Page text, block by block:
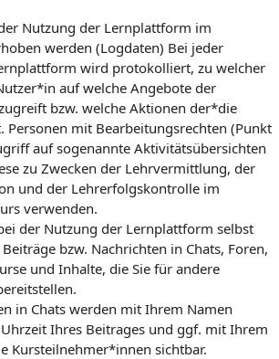
Nutzung der Lernplattform im
werden (Logdaten) Bei jeder
wird protokolliert, zu welcher
auf welche Angebote der
bzw. welche Aktionen der*die
Personen mit Bearbeitungsrechten (Punkt
auf sogenannte Aktivitätsübersichten
zu Zwecken der Lehrvermittlung, der
und der Lehrerfolgskontrolle im
verwenden.
der Nutzung der Lernplattform selbst
bzw. Nachrichten in Chats, Foren,
und Inhalte, die Sie für andere
in Chats werden mit Ihrem Namen
Ihres Beitrages und ggf. mit Ihrem
Kursteilnehmer*innen sichtbar.